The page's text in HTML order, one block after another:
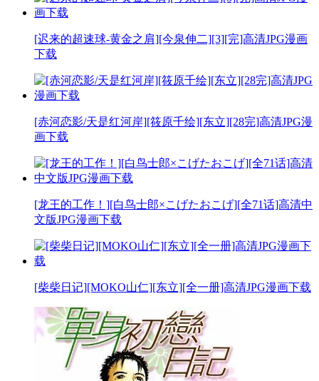
[迟来的超速球-黄金之肩][今泉伸二][3][完]高清JPG漫画
下载
[赤河恋影/天是红河岸][筱原千绘][东立][28完]高清JPG漫
画下载
[龙王的工作！][白鸟士郎×こげたおこげ][全71话]高清中
文版JPG漫画下载
[柴柴日记][MOKO山仁][东立][全一册]高清JPG漫画下载